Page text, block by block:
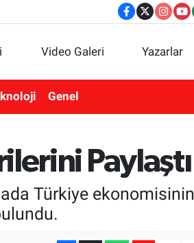
Video Galeri Yazarlar
Genel
Paylaştı
Türkiye ekonomisinin